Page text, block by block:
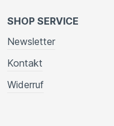
SHOP SERVICE
Newsletter
Kontakt
Widerruf